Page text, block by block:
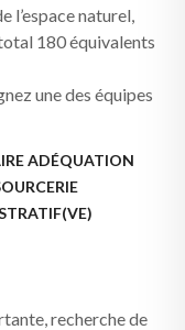
l’espace naturel,
180 équivalents
une des équipes
ADÉQUATION
recherche de